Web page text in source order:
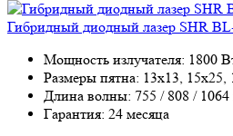
Гибридный диодный лазер SHR
Мощность излучателя: 1800
Размеры пятна: 13х13,
Длина волны: 755 / 808 /
Гарантия: 24 месяца